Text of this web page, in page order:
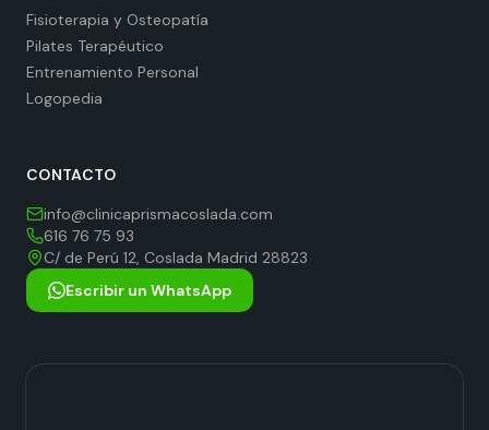
Fisioterapia y Osteopatía
Pilates Terapéutico
Entrenamiento Personal
Logopedia
CONTACTO
info@clinicaprismacoslada.com
616 76 75 93
C/ de Perú 12, Coslada Madrid 28823
Escribir un WhatsApp